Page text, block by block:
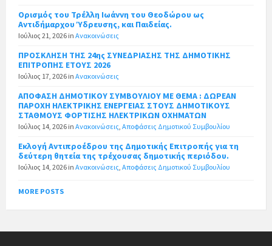
Ορισμός του Τρέλλη Ιωάννη του Θεοδώρου ως
Αντιδήμαρχου Ύδρευσης, και Παιδείας.
Ιούλιος 21, 2026 in Ανακοινώσεις
ΠΡΟΣΚΛΗΣΗ ΤΗΣ 24ης ΣΥΝΕΔΡΙΑΣΗΣ ΤΗΣ ΔΗΜΟΤΙΚΗΣ
ΕΠΙΤΡΟΠΗΣ ΕΤΟΥΣ 2026
Ιούλιος 17, 2026 in Ανακοινώσεις
ΑΠΟΦΑΣΗ ΔΗΜΟΤΙΚΟΥ ΣΥΜΒΟΥΛΙΟΥ ΜΕ ΘΕΜΑ : ΔΩΡΕΑΝ
ΠΑΡΟΧΗ ΗΛΕΚΤΡΙΚΗΣ ΕΝΕΡΓΕΙΑΣ ΣΤΟΥΣ ΔΗΜΟΤΙΚΟΥΣ
ΣΤΑΘΜΟΥΣ ΦΟΡΤΙΣΗΣ ΗΛΕΚΤΡΙΚΩΝ ΟΧΗΜΑΤΩΝ
Ιούλιος 14, 2026 in Ανακοινώσεις Αποφάσεις Δημοτικού Συμβουλίου
Εκλογή Αντιπροέδρου της Δημοτικής Επιτροπής για τη
δεύτερη θητεία της τρέχουσας δημοτικής περιόδου.
Ιούλιος 14, 2026 in Ανακοινώσεις Αποφάσεις Δημοτικού Συμβουλίου
MORE POSTS